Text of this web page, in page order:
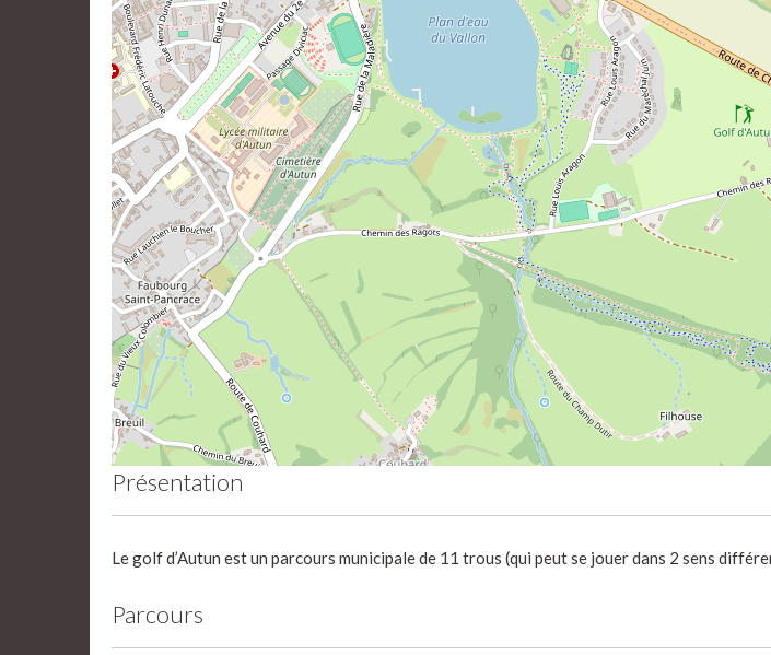
Présentation
Le golf d’Autun est un parcours municipale de 11 trous (qui peut se jouer dans 2 sens
Parcours